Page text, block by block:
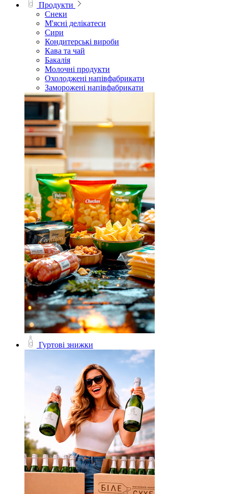
Продукти
Снеки
М'ясні делікатеси
Сири
Кондитерські вироби
Кава та чай
Бакалія
Молочні продукти
Охолоджені напівфабрикати
Заморожені напівфабрикати
Гуртові знижки